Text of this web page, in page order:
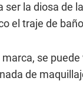
ser la diosa de
el traje de
se
de